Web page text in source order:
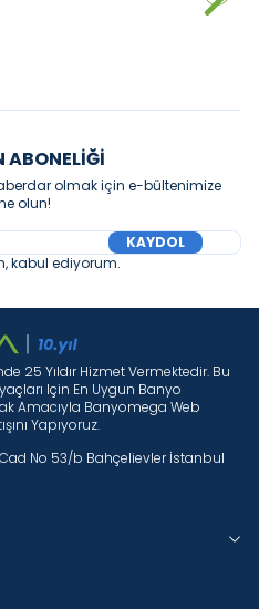
ABONELIĞI
olmak için e-bültenimize
olun!
KAYDOL
kabul ediyorum.
25 Yıldır Hizmet Vermektedir. Bu
Için En Uygun Banyo
Amacıyla Banyomega Web
Yapıyoruz.
No 53/b Bahçelievler İstanbul